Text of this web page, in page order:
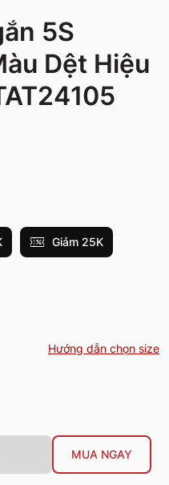
5S
Dệt Hiệu
Giảm 25K
Hướng dẫn chọn size
MUA NGAY